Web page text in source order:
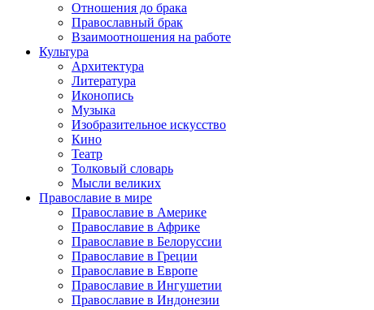
Отношения до брака
Православный брак
Взаимоотношения на работе
Культура
Архитектура
Литература
Иконопись
Музыка
Изобразительное искусство
Кино
Театр
Толковый словарь
Мысли великих
Православие в мире
Православие в Америке
Православие в Африке
Православие в Белоруссии
Православие в Греции
Православие в Европе
Православие в Ингушетии
Православие в Индонезии